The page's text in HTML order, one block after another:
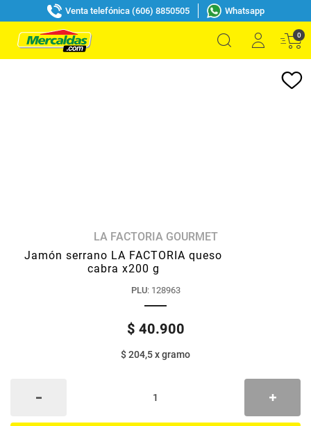
Venta telefónica (606) 8850505 Whatsapp
0
LA FACTORIA GOURMET
Jamón serrano LA FACTORIA queso
cabra x200 g
PLU: 128963
$ 40.900
$ 204,5xgramo